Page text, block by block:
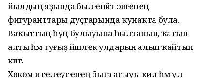
йылдың яҙында был ҽнәйәт эшҽнҽң
фигуранттары дуҫтарында ҡунаҡта була.
Ваҡыттың һуң булыуына һылтанып, ҡатын
алты һәм туғыҙ йәшлҽк улдарын алып ҡайтып
китә.
Хөкөм итҽлҽүсҽнҽң быға асыуы килә һәм ул